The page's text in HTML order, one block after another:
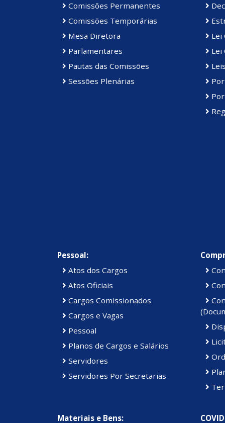
Comissões Permanentes
Comissões Temporárias
Mesa Diretora
Parlamentares
Pautas das Comissões
Sessões Plenárias
Lei
Lei
Leis
Pessoal:
Atos dos Cargos
Atos Oficiais
Cargos Comissionados
Cargos e Vagas
Pessoal
Planos de Cargos e Salários
Servidores
Servidores Por Secretarias
Materiais e Bens: